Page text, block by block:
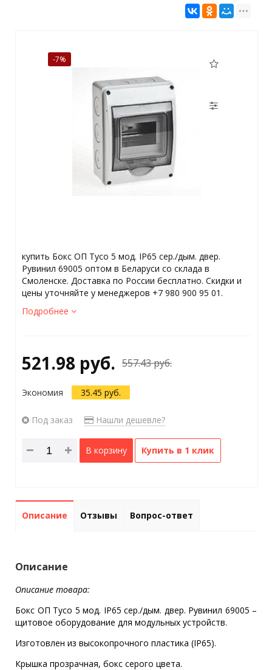
-7%
купить Бокс ОП Тусо 5 мод. IP65 сер./дым. двер.
Рувинил 69005 оптом в Беларуси со склада в
Смоленске. Доставка по России бесплатно. Скидки и
цены уточняйте у менеджеров +7 980 900 95 01.
Подробнее
521.98 руб. 557.43 руб.
Экономия 35.45 руб.
Под заказ Нашли дешевле?
В корзину Купить в 1 клик
Описание Отзывы Вопрос-ответ
Описание
Описание товара:
Бокс ОП Тусо 5 мод. IP65 сер./дым. двер. Рувинил 69005 –
щитовое оборудование для модульных устройств.
Изготовлен из высокопрочного пластика (IP65).
Крышка прозрачная, бокс серого цвета.